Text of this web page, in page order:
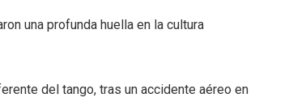
una profunda huella en la cultura
del tango, tras un accidente aéreo en